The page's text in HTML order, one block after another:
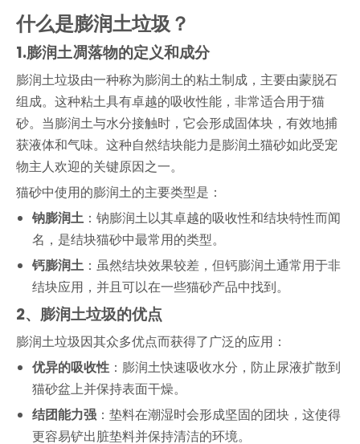
什么是膨润土垃圾？
1.膨润土凋落物的定义和成分
膨润土垃圾由一种称为膨润土的粘土制成，主要由蒙脱石
组成。这种粘土具有卓越的吸收性能，非常适合用于猫
砂。当膨润土与水分接触时，它会形成固体块，有效地捕
获液体和气味。这种自然结块能力是膨润土猫砂如此受宠
物主人欢迎的关键原因之一。
猫砂中使用的膨润土的主要类型是：
钠膨润土 ：钠膨润土以其卓越的吸收性和结块特性而闻
名，是结块猫砂中最常用的类型。
钙膨润土 ：虽然结块效果较差，但钙膨润土通常用于非
结块应用，并且可以在一些猫砂产品中找到。
2、 膨润土垃圾的优点
膨润土垃圾因其众多优点而获得了广泛的应用：
优异的吸收性 ：膨润土快速吸收水分，防止尿液扩散到
猫砂盆上并保持表面干燥。
结团能力强：垫料在潮湿时会形成坚固的团块，这使得
更容易铲出脏垫料并保持清洁的环境。